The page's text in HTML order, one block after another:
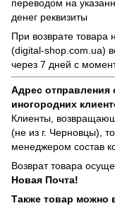
переводом на
денег реквизиты
При возврате товара
(digital-shop.com.ua)
через 7 дней с
Адрес отправления
иногородних
Клиенты,
(не из г. Черновцы),
менеджером состав
Возврат товара
Новая Почта!
Также товар можно